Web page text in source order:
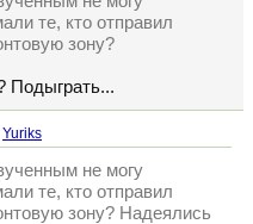
те, кто отправил
зону?
Подыграть...
Yuriks
не могу
те, кто отправил
зону? Надеялись